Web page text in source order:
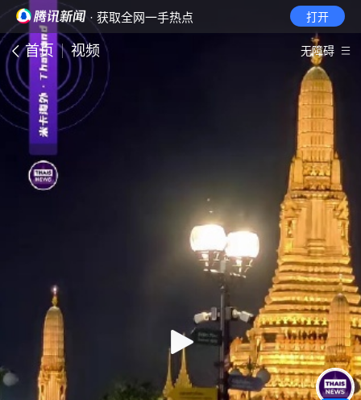
· 获取全网一手热点 打开
首页 视频 无障碍